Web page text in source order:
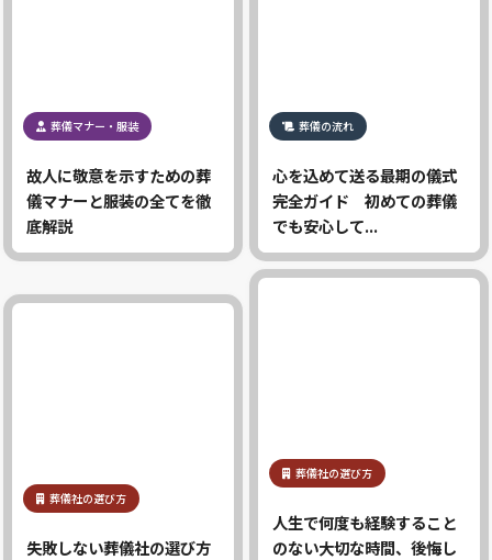
葬儀マナー・服装
故人に敬意を示すための葬
儀マナーと服装の全てを徹
底解説
葬儀の流れ
心を込めて送る最期の儀式
完全ガイド 初めての葬儀
でも安心して...
葬儀社の選び方
失敗しない葬儀社の選び方
葬儀社の選び方
人生で何度も経験すること
のない大切な時間、後悔し